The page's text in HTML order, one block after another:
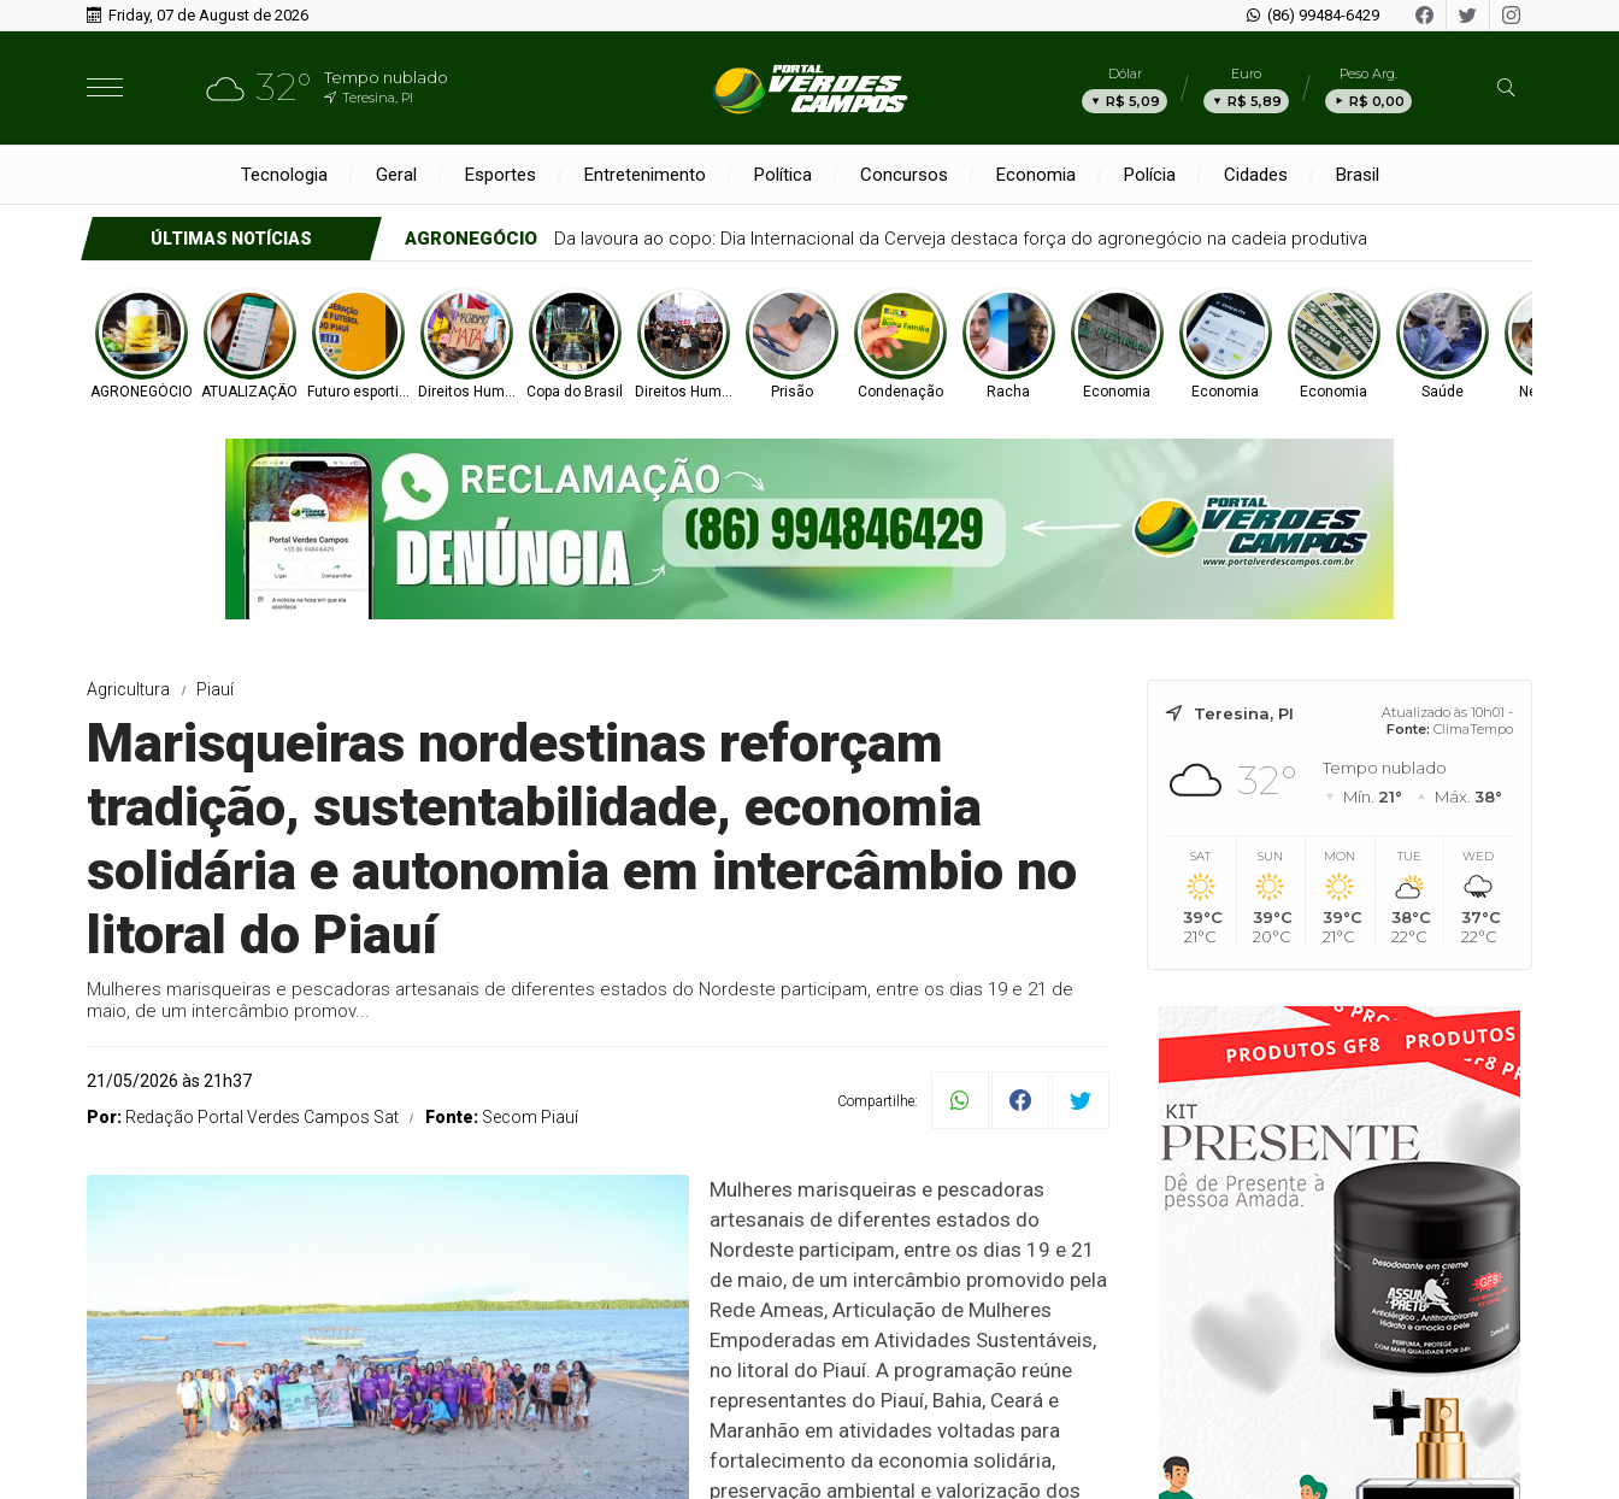
Friday, 07 de August de 2026 (86) 99484-6429
32° Tempo nublado
Teresina, PI
Dólar
R$ 5,09
Euro
R$ 5,89
Peso Arg.
R$ 0,00
Tecnologia Geral Esportes Entretenimento Política Concursos Economia Polícia Cidades Brasil
ÚLTIMAS NOTÍCIAS AGRONEGÓCIO Da lavoura ao copo: Dia Internacional da Cerveja destaca força do agronegócio na cadeia produtiva
AGRONEGÓCIO ATUALIZAÇÃO Futuro esportivo Direitos HumanosCopa do Brasil Direitos Humanos Prisão Condenação Racha Economia Economia Economia Saúde Negócios
Agricultura Piauí
Marisqueiras nordestinas reforçam
tradição, sustentabilidade, economia
solidária e autonomia em intercâmbio no
litoral do Piauí
Mulheres marisqueiras e pescadoras artesanais de diferentes estados do Nordeste participam, entre os dias 19 e 21 de
maio, de um intercâmbio promov...
21/05/2026 às 21h37
Por: Redação Portal Verdes Campos Sat Fonte: Secom Piauí
Compartilhe:
Mulheres marisqueiras e pescadoras
artesanais de diferentes estados do
Nordeste participam, entre os dias 19 e 21
de maio, de um intercâmbio promovido pela
Rede Ameas, Articulação de Mulheres
Empoderadas em Atividades Sustentáveis,
no litoral do Piauí. A programação reúne
representantes do Piauí, Bahia, Ceará e
Maranhão em atividades voltadas para
fortalecimento da economia solidária,
preservação ambiental e valorização dos
Teresina, PI
Atualizado às 10h01 -
Fonte: ClimaTempo
32°
Tempo nublado
Mín. 21° Máx. 38°
SAT
39°C
21°C
SUN
39°C
20°C
MON
39°C
21°C
TUE
38°C
22°C
WED
37°C
22°C